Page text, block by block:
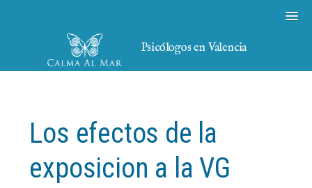
Psicólogos en Valencia
Los efectos de la
exposicion a la VG